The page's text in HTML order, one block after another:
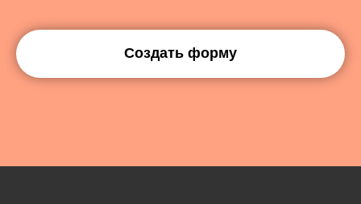
Создать форму